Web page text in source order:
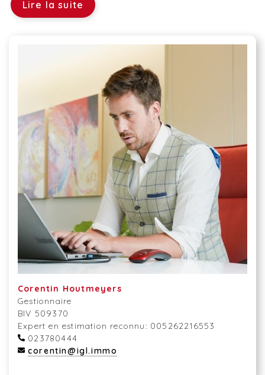
Lire la suite
Corentin Houtmeyers
Gestionnaire
BIV 509370
Expert en estimation reconnu: 005262216553
023780444
corentin@igl.immo